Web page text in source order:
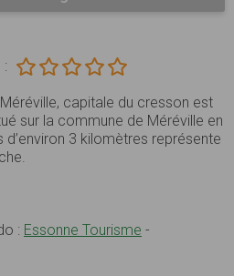
capitale du cresson est
sur la commune de Méréville en
d’environ 3 kilomètres représente
: Essonne Tourisme -